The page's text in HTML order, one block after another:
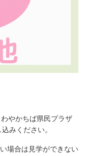
やかちば県民プラザ
みください。
場合は見学ができない